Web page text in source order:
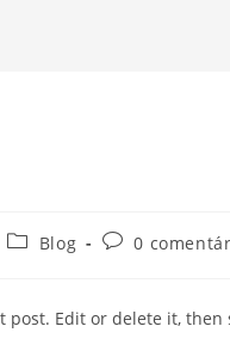
Blog 0
post. Edit or delete it,